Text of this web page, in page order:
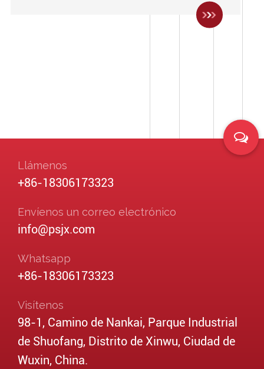
Llámenos
+86-18306173323
Envíenos un correo electrónico
info@psjx.com
Whatsapp
+86-18306173323
Visítenos
98-1, Camino de Nankai, Parque Industrial
de Shuofang, Distrito de Xinwu, Ciudad de
Wuxin, China.